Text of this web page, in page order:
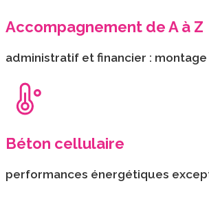
Accompagnement de A à Z
administratif et financier :
Béton cellulaire
performances énergétiques